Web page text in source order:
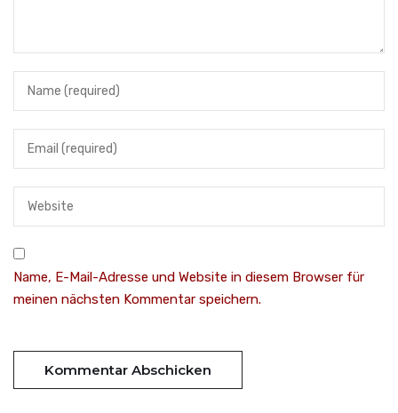
Name, E-Mail-Adresse und Website in diesem Browser für
meinen nächsten Kommentar speichern.